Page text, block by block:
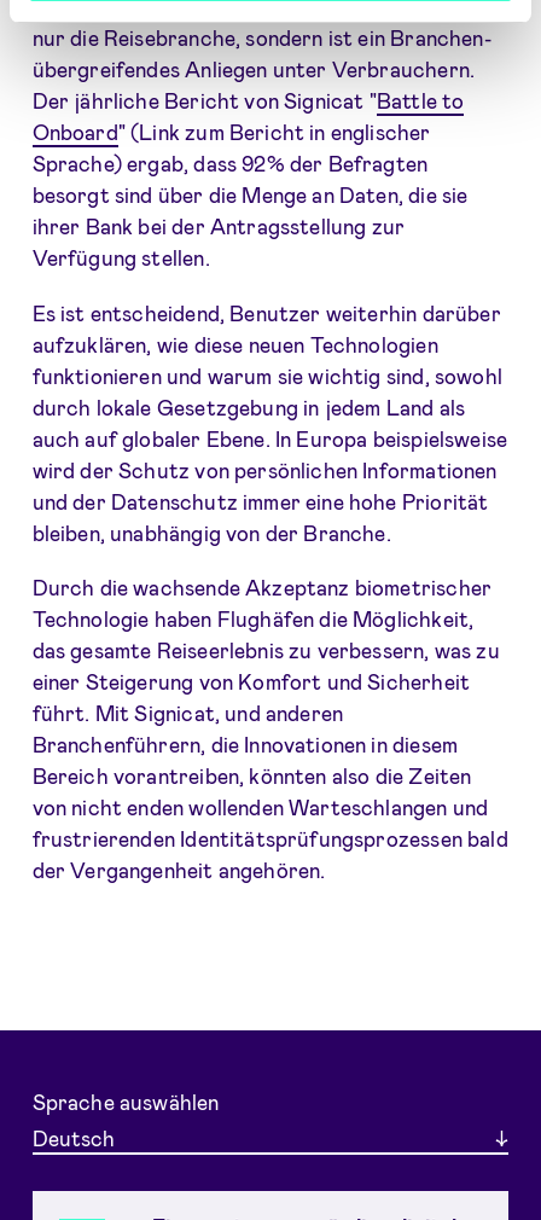
persönlichen Informationen betrifft aber nicht
nur die Reisebranche, sondern ist ein Branchen-
übergreifendes Anliegen unter Verbrauchern.
Der jährliche Bericht von Signicat "Battle to
Onboard" (Link zum Bericht in englischer
Sprache) ergab, dass 92% der Befragten
besorgt sind über die Menge an Daten, die sie
ihrer Bank bei der Antragsstellung zur
Verfügung stellen.
Es ist entscheidend, Benutzer weiterhin darüber
aufzuklären, wie diese neuen Technologien
funktionieren und warum sie wichtig sind, sowohl
durch lokale Gesetzgebung in jedem Land als
auch auf globaler Ebene. In Europa beispielsweise
wird der Schutz von persönlichen Informationen
und der Datenschutz immer eine hohe Priorität
bleiben, unabhängig von der Branche.
Durch die wachsende Akzeptanz biometrischer
Technologie haben Flughäfen die Möglichkeit,
das gesamte Reiseerlebnis zu verbessern, was zu
einer Steigerung von Komfort und Sicherheit
führt. Mit Signicat, und anderen
Branchenführern, die Innovationen in diesem
Bereich vorantreiben, könnten also die Zeiten
von nicht enden wollenden Warteschlangen und
frustrierenden Identitätsprüfungsprozessen bald
der Vergangenheit angehören.
Sprache auswählen
Deutsch